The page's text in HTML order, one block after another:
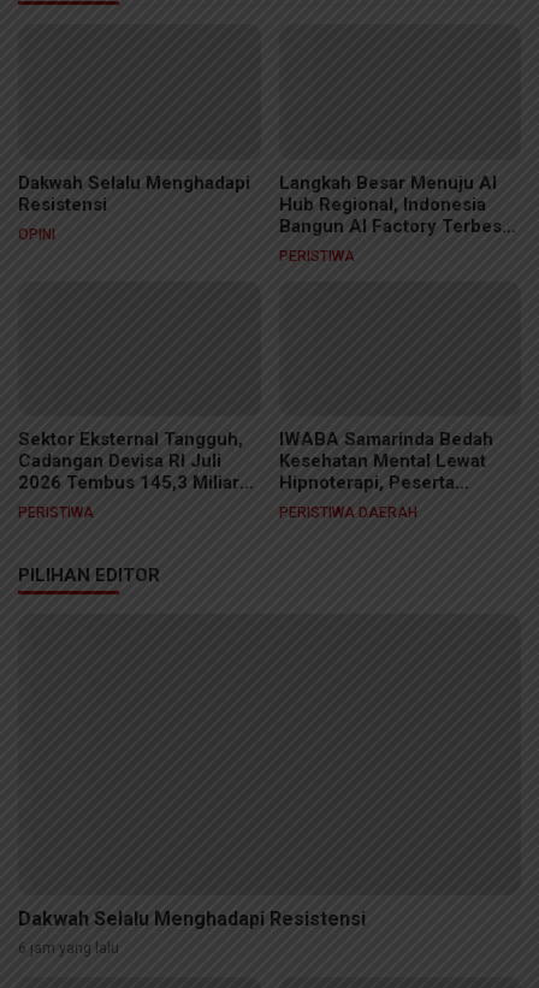
Dakwah Selalu Menghadapi
Resistensi
OPINI
Langkah Besar Menuju AI
Hub Regional, Indonesia
Bangun AI Factory Terbesar
di ASEAN
PERISTIWA
Sektor Eksternal Tangguh,
Cadangan Devisa RI Juli
2026 Tembus 145,3 Miliar
Dolar AS
PERISTIWA
IWABA Samarinda Bedah
Kesehatan Mental Lewat
Hipnoterapi, Peserta
Sukses Sembuhkan Fobia
PERISTIWA DAERAH
PILIHAN EDITOR
Dakwah Selalu Menghadapi Resistensi
6 jam yang lalu